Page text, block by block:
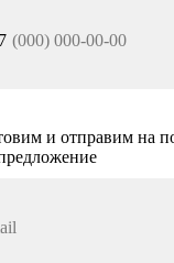
и отправим на